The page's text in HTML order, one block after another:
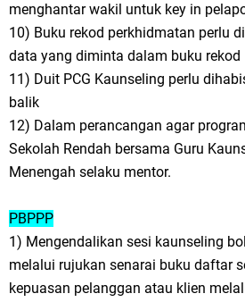
menghantar wakil untuk key in
10) Buku rekod perkhidmatan perlu
data yang diminta dalam buku rekod
11) Duit PCG Kaunseling perlu
balik
12) Dalam perancangan agar
Sekolah Rendah bersama Guru
Menengah selaku mentor.
PBPPP
1) Mengendalikan sesi kaunseling
melalui rujukan senarai buku daftar
kepuasan pelanggan atau klien